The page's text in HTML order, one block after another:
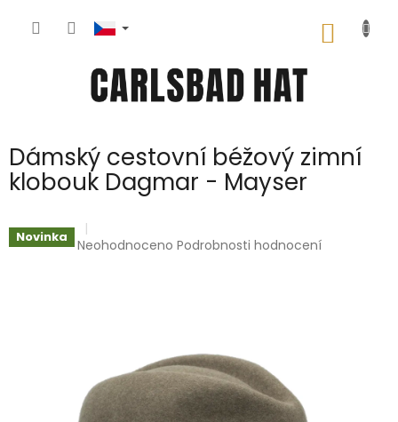
Dámský cestovní béžový zimní
klobouk Dagmar - Mayser
Novinka
Průměrné
Neohodnoceno Podrobnosti hodnocení